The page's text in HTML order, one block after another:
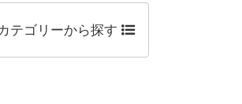
テゴリーから探す